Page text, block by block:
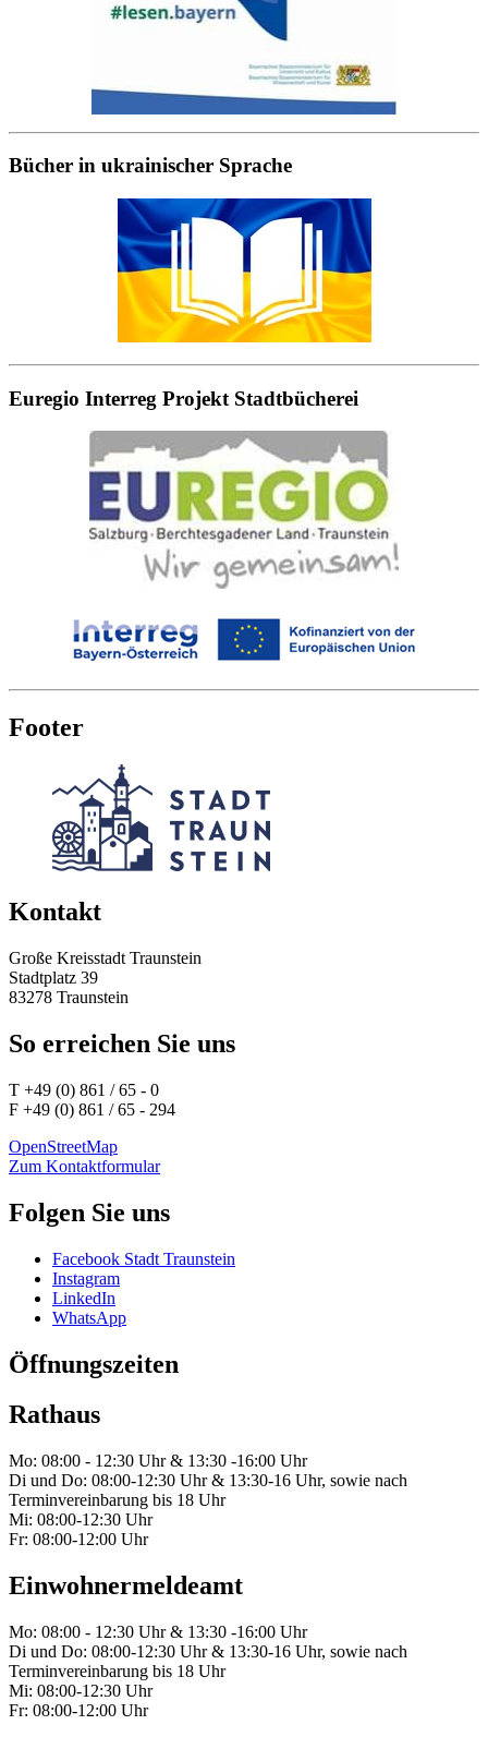
Bücher in ukrainischer Sprache
Euregio Interreg Projekt Stadtbücherei
Footer
Kontakt
Große Kreisstadt Traunstein
Stadtplatz 39
83278 Traunstein
So erreichen Sie uns
T +49 (0) 861 / 65 - 0
F +49 (0) 861 / 65 - 294
OpenStreetMap
Zum Kontaktformular
Folgen Sie uns
Facebook Stadt Traunstein
Instagram
LinkedIn
WhatsApp
Öffnungszeiten
Rathaus
Mo: 08:00 - 12:30 Uhr & 13:30 -16:00 Uhr
Di und Do: 08:00-12:30 Uhr & 13:30-16 Uhr, sowie nach
Terminvereinbarung bis 18 Uhr
Mi: 08:00-12:30 Uhr
Fr: 08:00-12:00 Uhr
Einwohnermeldeamt
Mo: 08:00 - 12:30 Uhr & 13:30 -16:00 Uhr
Di und Do: 08:00-12:30 Uhr & 13:30-16 Uhr, sowie nach
Terminvereinbarung bis 18 Uhr
Mi: 08:00-12:30 Uhr
Fr: 08:00-12:00 Uhr